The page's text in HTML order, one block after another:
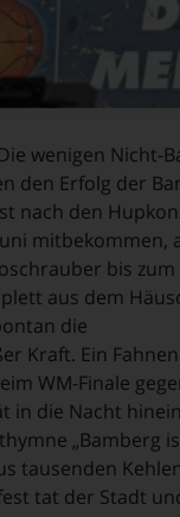
wenigen Nicht-
den Erfolg der
nach den
mitbekommen,
bis zum
aus dem
die
Kraft. Ein
WM-Finale
in die Nacht
„Bamberg
tausenden
tat der Stadt